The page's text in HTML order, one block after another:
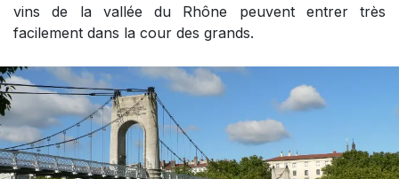
vins de la vallée du Rhône peuvent entrer très
facilement dans la cour des grands.